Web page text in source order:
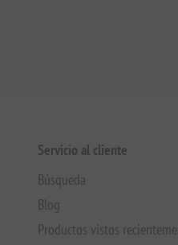
Servicio al cliente
Búsqueda
Blog
Productos vistos